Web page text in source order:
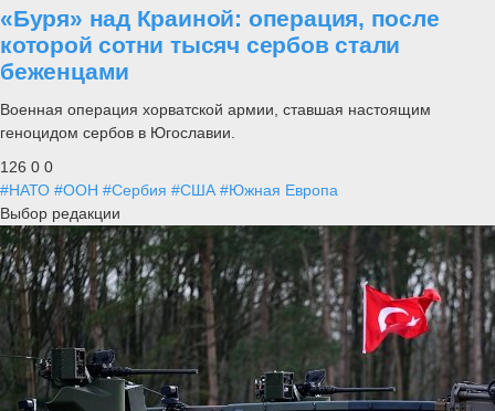
«Буря» над Краиной: операция, после
которой сотни тысяч сербов стали
беженцами
Военная операция хорватской армии, ставшая настоящим
геноцидом сербов в Югославии.
126 0 0
#НАТО #ООН #Сербия #США #Южная Европа
Выбор редакции